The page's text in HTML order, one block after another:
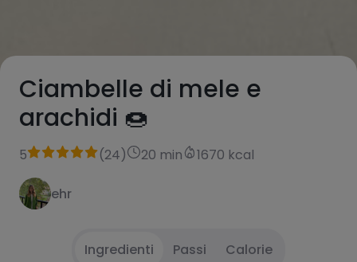
Ciambelle di mele e
arachidi 🍩
5 (24) 20 min 1670 kcal
ehr
Ingredienti Passi Calorie